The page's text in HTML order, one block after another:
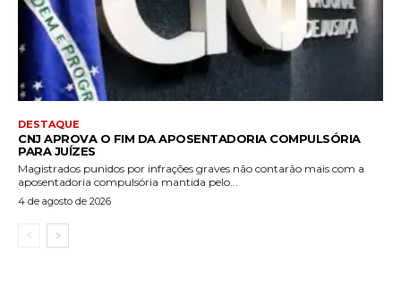
DESTAQUE
CNJ APROVA O FIM DA APOSENTADORIA COMPULSÓRIA
PARA JUÍZES
Magistrados punidos por infrações graves não contarão mais com a
aposentadoria compulsória mantida pelo...
4 de agosto de 2026